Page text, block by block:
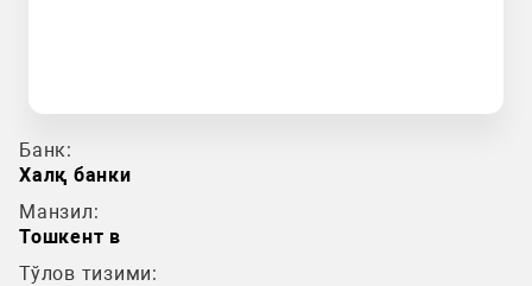
Банк:
Халқ банки
Манзил:
Тошкент в
Тўлов тизими: